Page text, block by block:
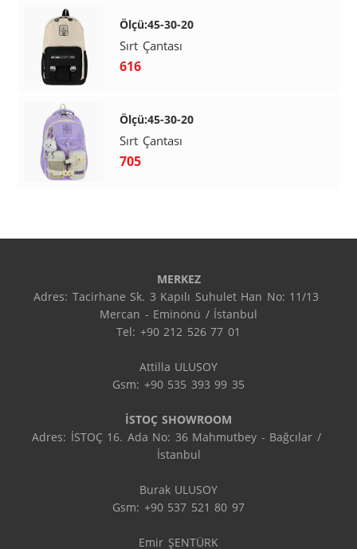
Ölçü:45-30-20
Sırt Çantası
616
Ölçü:45-30-20
Sırt Çantası
705
MERKEZ
Adres: Tacirhane Sk. 3 Kapılı Suhulet Han No: 11/13
Mercan - Eminönü / İstanbul
Tel: +90 212 526 77 01
Attilla ULUSOY
Gsm: +90 535 393 99 35
İSTOÇ SHOWROOM
Adres: İSTOÇ 16. Ada No: 36 Mahmutbey - Bağcılar /
İstanbul
Burak ULUSOY
Gsm: +90 537 521 80 97
Emir ŞENTÜRK